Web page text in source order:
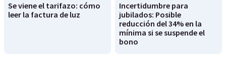
Se viene el tarifazo: cómo
leer la factura de luz
Incertidumbre para
jubilados: Posible
reducción del 34% en la
mínima si se suspende el
bono